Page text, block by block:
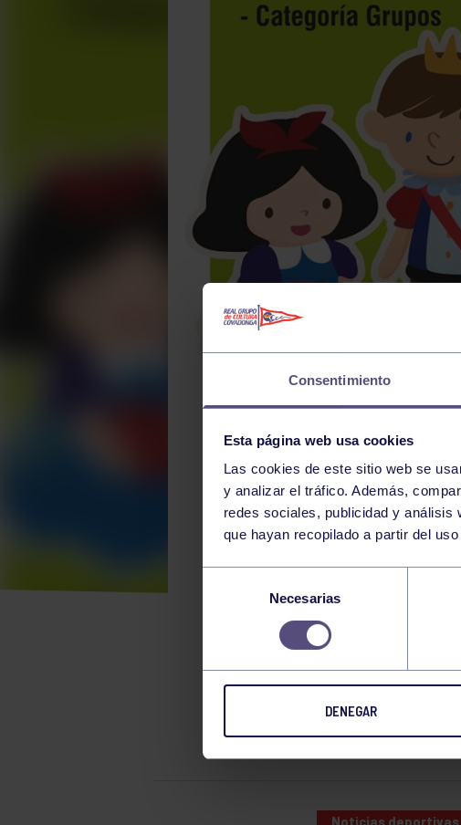
Consentimiento
Esta página web usa cookies
Las cookies de este sitio web se
y analizar el tráfico. Además,
redes sociales, publicidad y análisis
que hayan recopilado a partir del
consentimiento
Necesarias
DENEGAR
FIESTA
Noticias deportivas